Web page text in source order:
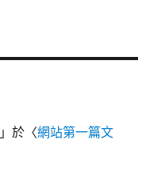
」於〈網站第一篇文